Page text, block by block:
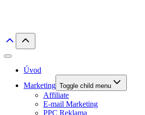
Úvod
Marketing Toggle child menu
Affiliate
E-mail Marketing
PPC Reklama